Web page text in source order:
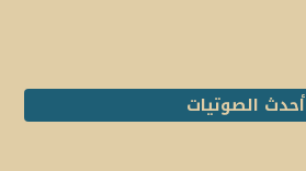
أحدث الصوتيات